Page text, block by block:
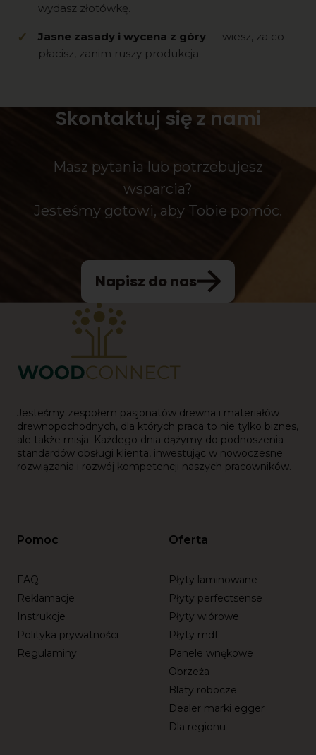
wydasz złotówkę.
Jasne zasady i wycena z góry — wiesz, za co
płacisz, zanim ruszy produkcja.
Skontaktuj się z nami
Masz pytania lub potrzebujesz
wsparcia?
Jesteśmy gotowi, aby Tobie pomóc.
Napisz do nas
Jesteśmy zespołem pasjonatów drewna i materiałów
drewnopochodnych, dla których praca to nie tylko biznes,
ale także misja. Każdego dnia dążymy do podnoszenia
standardów obsługi klienta, inwestując w nowoczesne
rozwiązania i rozwój kompetencji naszych pracowników.
Pomoc
FAQ
Reklamacje
Instrukcje
Polityka prywatności
Regulaminy
Oferta
Płyty laminowane
Płyty perfectsense
Płyty wiórowe
Płyty mdf
Panele wnękowe
Obrzeża
Blaty robocze
Dealer marki egger
Dla regionu